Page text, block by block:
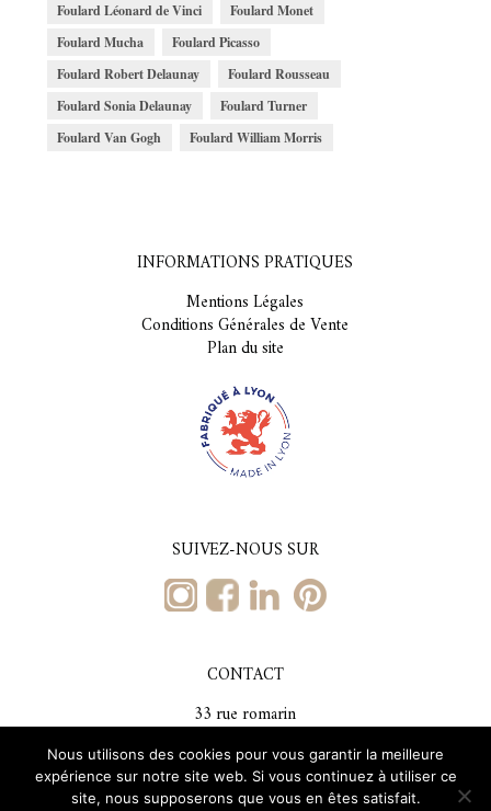
Foulard Léonard de Vinci
Foulard Monet
Foulard Mucha
Foulard Picasso
Foulard Robert Delaunay
Foulard Rousseau
Foulard Sonia Delaunay
Foulard Turner
Foulard Van Gogh
Foulard William Morris
INFORMATIONS PRATIQUES
Mentions Légales
Conditions Générales de Vente
Plan du site
SUIVEZ-NOUS SUR
CONTACT
33 rue romarin
Tél. +33 (0)4 78 29 59 73
bs@brochiersoieries.com
Nous utilisons des cookies pour vous garantir la meilleure
expérience sur notre site web. Si vous continuez à utiliser ce
site, nous supposerons que vous en êtes satisfait.